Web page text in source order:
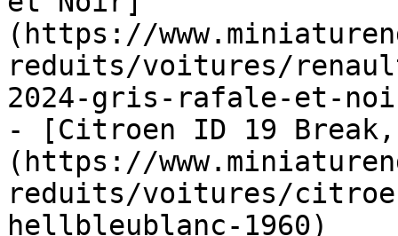
(https://
reduits/voitures/
2024-gris-rafale-et-
- [Citroen ID 19
(https://
reduits/voitures/
hellbleublanc-1960)